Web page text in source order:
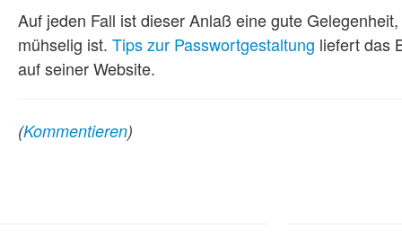
Auf jeden Fall ist dieser Anlaß eine gute
mühselig ist. Tips zur Passwortgestaltung liefert das
auf seiner Website.
(Kommentieren)